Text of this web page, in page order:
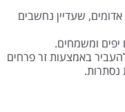
שעדיין נחשבים
יפים ומשמחים.
באמצעות זר פרחים
נסתרות.